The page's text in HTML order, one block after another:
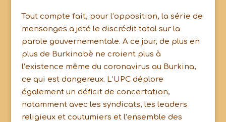
Tout compte fait, pour l’opposition, la série de
mensonges a jeté le discrédit total sur la
parole gouvernementale. A ce jour, de plus en
plus de Burkinabè ne croient plus à
l’existence même du coronavirus au Burkina,
ce qui est dangereux. L’UPC déplore
également un déficit de concertation,
notamment avec les syndicats, les leaders
religieux et coutumiers et l’ensemble des